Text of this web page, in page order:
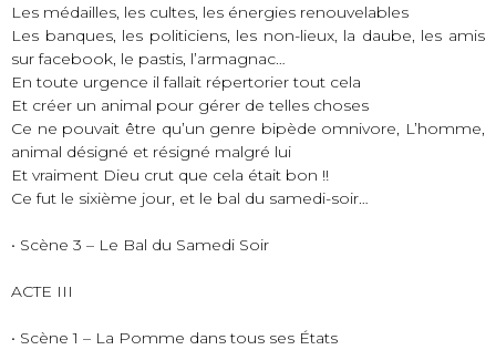
Les médailles, les cultes, les énergies renouvelables
Les banques, les politiciens, les non-lieux, la daube, les amis
sur facebook, le pastis, l’armagnac…
En toute urgence il fallait répertorier tout cela
Et créer un animal pour gérer de telles choses
Ce ne pouvait être qu’un genre bipède omnivore, L’homme,
animal désigné et résigné malgré lui
Et vraiment Dieu crut que cela était bon !!
Ce fut le sixième jour, et le bal du samedi-soir…
• Scène 3 – Le Bal du Samedi Soir
ACTE III
• Scène 1 – La Pomme dans tous ses États